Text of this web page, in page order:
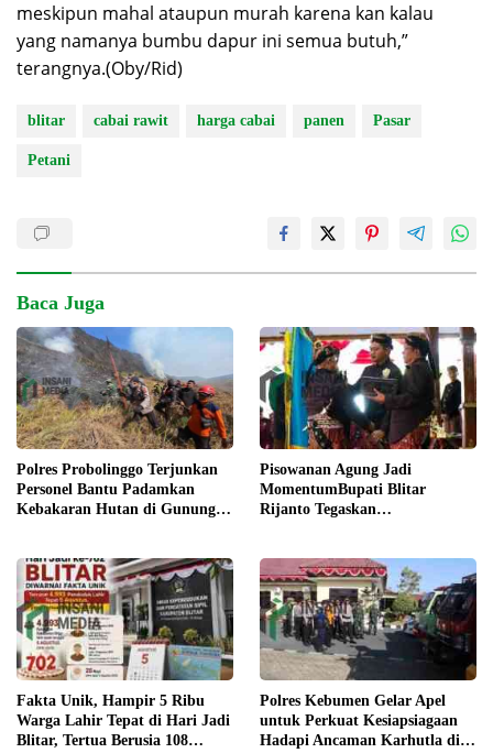
meskipun mahal ataupun murah karena kan kalau
yang namanya bumbu dapur ini semua butuh,”
terangnya.(Oby/Rid)
blitar cabai rawit harga cabai panen Pasar
Petani
Baca Juga
Polres Probolinggo Terjunkan
Personel Bantu Padamkan
Kebakaran Hutan di Gunung
Pisowanan Agung Jadi
MomentumBupati Blitar
Rijanto Tegaskan
Fakta Unik, Hampir 5 Ribu
Warga Lahir Tepat di Hari Jadi
Blitar, Tertua Berusia 108
Polres Kebumen Gelar Apel
untuk Perkuat Kesiapsiagaan
Hadapi Ancaman Karhutla di